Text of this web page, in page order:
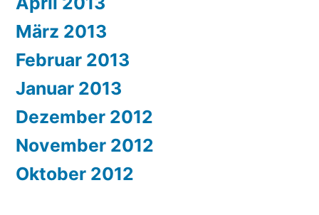
März 2013
Februar 2013
Januar 2013
Dezember 2012
November 2012
Oktober 2012